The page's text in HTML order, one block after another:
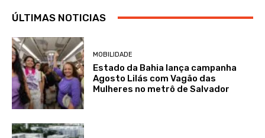
ÚLTIMAS NOTICIAS
MOBILIDADE
Estado da Bahia lança campanha
Agosto Lilás com Vagão das
Mulheres no metrô de Salvador